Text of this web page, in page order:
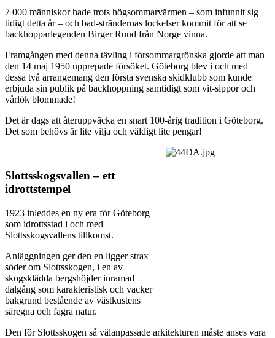
7 000 människor hade trots högsommarvärmen – som infunnit sig
tidigt detta år – och bad-strändernas lockelser kommit för att se
backhopparlegenden Birger Ruud från Norge vinna.
Framgången med denna tävling i försommargrönska gjorde att man
den 14 maj 1950 upprepade försöket. Göteborg blev i och med
dessa två arrangemang den första svenska skidklubb som kunde
erbjuda sin publik på backhoppning samtidigt som vit-sippor och
vårlök blommade!
Det är dags att återuppväcka en snart 100-årig tradition i Göteborg.
Det som behövs är lite vilja och väldigt lite pengar!
Slottsskogsvallen – ett
idrottstempel
1923 inleddes en ny era för Göteborg
som idrottsstad i och med
Slottsskogsvallens tillkomst.
Anläggningen ger den en ligger strax
söder om Slottsskogen, i en av
skogsklädda bergshöjder inramad
dalgång som karakteristisk och vacker
bakgrund bestående av västkustens
säregna och fagra natur.
Den för Slottsskogen så välanpassade arkitekturen måste anses vara